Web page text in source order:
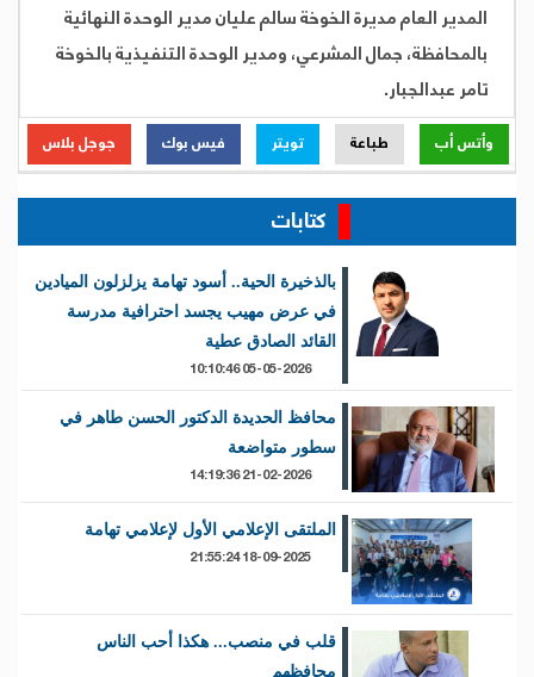
المدير العام مديرة الخوخة سالم عليان مدير الوحدة النهائية
بالمحافظة، جمال المشرعي، ومدير الوحدة التنفيذية بالخوخة
تامر عبدالجبار.
وأتس أب طباعة تويتر فيس بوك جوجل بلاس
كتابات
بالذخيرة الحية.. أسود تهامة يزلزلون الميادين
في عرض مهيب يجسد احترافية مدرسة
القائد الصادق عطية
05-05-2026 10:10:46
محافظ الحديدة الدكتور الحسن طاهر في
سطور متواضعة
21-02-2026 14:19:36
الملتقى الإعلامي الأول لإعلامي تهامة
قلب في منصب... هكذا أحب الناس
محافظهم